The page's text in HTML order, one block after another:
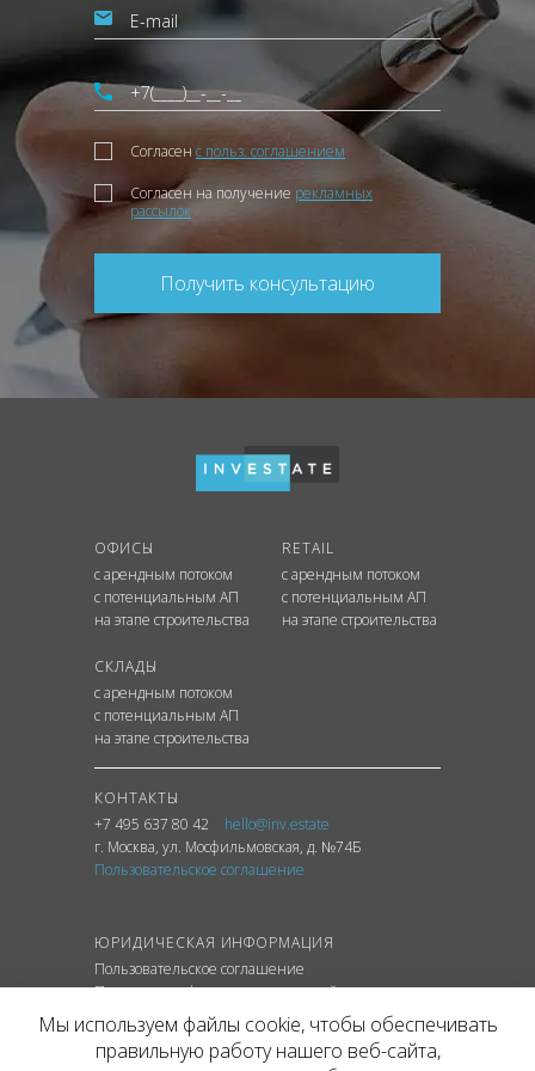
Согласен с польз. соглашением
Согласен на получение рекламных
рассылок
Получить консультацию
ОФИСЫ
с арендным потоком
с потенциальным АП
на этапе строительства
RETAIL
с арендным потоком
с потенциальным АП
на этапе строительства
СКЛАДЫ
с арендным потоком
с потенциальным АП
на этапе строительства
КОНТАКТЫ
+7 495 637 80 42
hello@inv.estate
г. Москва, ул. Мосфильмовская, д. №74Б
Пользовательское соглашение
ЮРИДИЧЕСКАЯ ИНФОРМАЦИЯ
Пользовательское соглашение
Политика конфиденциальности сайта
Политика обработки персональных данных
Мы используем файлы cookie, чтобы обеспечивать
правильную работу нашего веб-сайта,